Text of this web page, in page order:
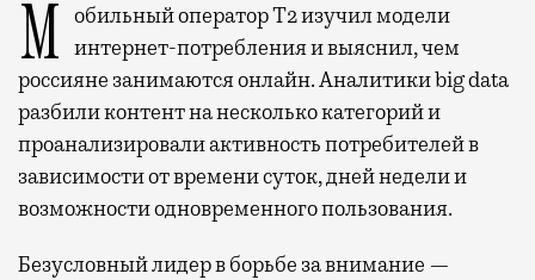
Мобильный оператор Т2 изучил модели интернет-потребления и выяснил, чем
россияне занимаются онлайн. Аналитики big data
разбили контент на несколько категорий и
проанализировали активность потребителей в
зависимости от времени суток, дней недели и
возможности одновременного пользования.
Безусловный лидер в борьбе за внимание —